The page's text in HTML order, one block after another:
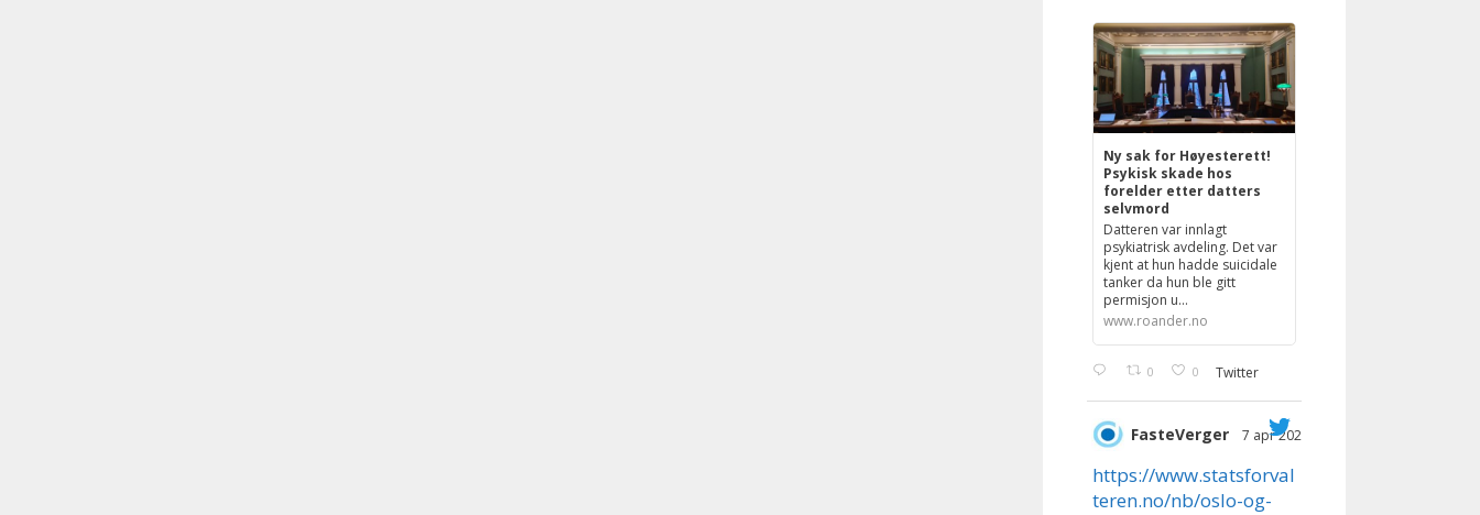
Ny sak for Høyesterett!
Psykisk skade hos
forelder etter datters
selvmord
Datteren var innlagt
psykiatrisk avdeling. Det var
kjent at hun hadde suicidale
tanker da hun ble gitt
permisjon u...
www.roander.no
0 0 Twitter
;
FasteVerger 7 apr 2023
https://www.statsforval
teren.no/nb/oslo-og-